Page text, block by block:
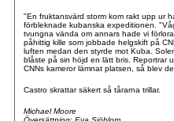
"En fruktansvärd storm kom rakt upp ur
förbleknade kubanska expeditionen.
tvungna vända om annars hade vi
påhittig kille som jobbade helgskift på
luften medan den styrde mot Kuba.
blåste på sin höjd en lätt bris. Reportrar
CNNs kameror lämnat platsen, så blev
Castro skrattar säkert så tårarna trillar.
Michael Moore